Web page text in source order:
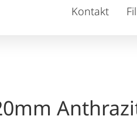
Kontakt